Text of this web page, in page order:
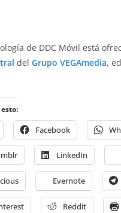
de DDC Móvil está
del Grupo VEGAmedia,
Facebook
LinkedIn
Evernote
Reddit